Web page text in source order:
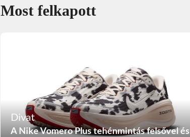
Most felkapott
Divat
A Nike Vomero Plus tehénmintás felsővel és